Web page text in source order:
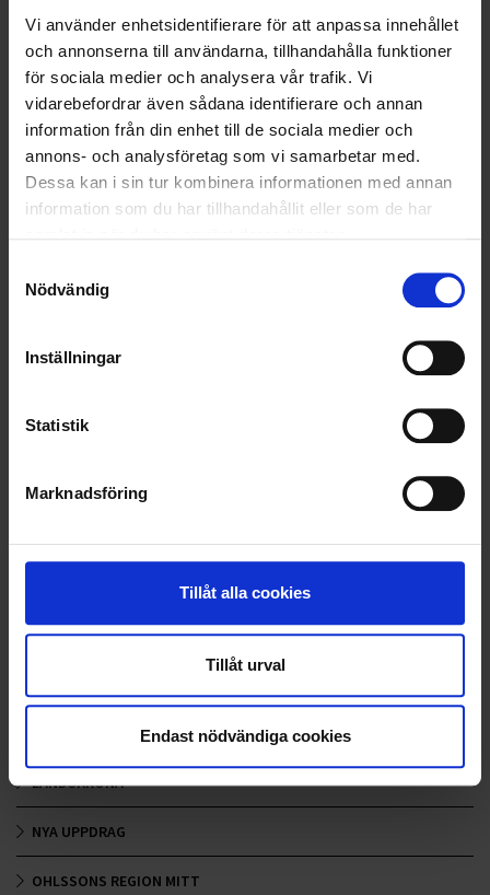
Vi använder enhetsidentifierare för att anpassa innehållet
och annonserna till användarna, tillhandahålla funktioner
för sociala medier och analysera vår trafik. Vi
vidarebefordrar även sådana identifierare och annan
information från din enhet till de sociala medier och
annons- och analysföretag som vi samarbetar med.
Dessa kan i sin tur kombinera informationen med annan
information som du har tillhandahållit eller som de har
Nödvändig
Inställningar
Statistik
Marknadsföring
Tillåt alla cookies
Tillåt urval
Endast nödvändiga cookies
Ohlssons tecknar ramavtal med Tyresö Kommun
2022-08-10
Nyheter
LANDSKRONA
NYA UPPDRAG
OHLSSONS REGION MITT